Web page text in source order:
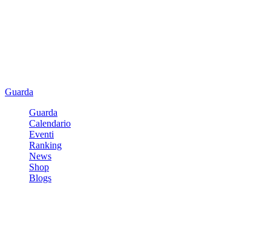
Guarda
Guarda
Calendario
Eventi
Ranking
News
Shop
Blogs